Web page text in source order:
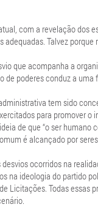
com a revelação dos
adequadas. Talvez
que acompanha a
de poderes conduz a
tem sido
para promover o
de que “o ser humano
é alcançado por
ocorridos na
na ideologia do partido
Licitações. Todas essas